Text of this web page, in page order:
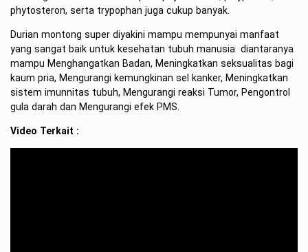
phytosteron, serta trypophan juga cukup banyak.
Durian montong super diyakini mampu mempunyai manfaat
yang sangat baik untuk kesehatan tubuh manusia diantaranya
mampu Menghangatkan Badan, Meningkatkan seksualitas bagi
kaum pria, Mengurangi kemungkinan sel kanker, Meningkatkan
sistem imunnitas tubuh, Mengurangi reaksi Tumor, Pengontrol
gula darah dan Mengurangi efek PMS.
Video Terkait :